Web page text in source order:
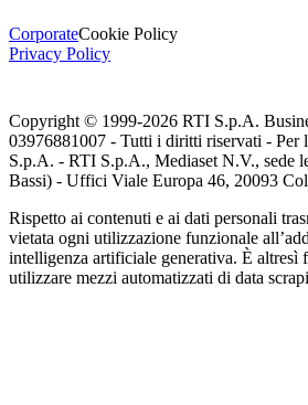
CorporateCookie Policy
Privacy Policy
Copyright © 1999-2026 RTI S.p.A.
03976881007 - Tutti i diritti riservati - Per
S.p.A. - RTI S.p.A., Mediaset N.V., sede
Bassi) - Uffici Viale Europa 46, 20093
Rispetto ai contenuti e ai dati personali
vietata ogni utilizzazione funzionale
intelligenza artificiale generativa. È altresì
utilizzare mezzi automatizzati di data